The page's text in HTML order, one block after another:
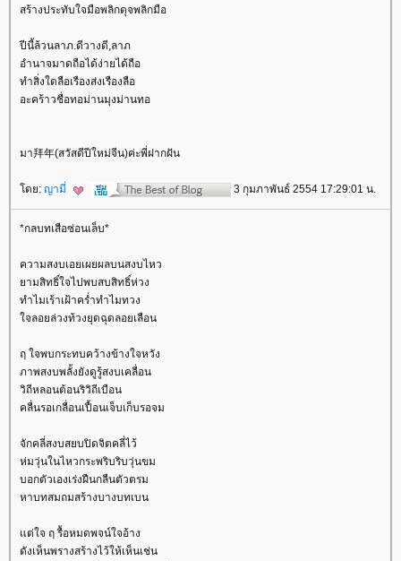
สร้างประทับใจมือพลิกดุจพลิกมือ
ปีนี้ล้วนลาภ.ดีวางดี,ลาภ
อำนาจมาดถือได้ง่ายได้ถือ
ทำสิ่งใดลือเรืองส่งเรืองลือ
อะคร้าวชื่อทอม่านมุงม่านทอ
มา拜年(สวัสดีปีใหม่จีน)ค่ะพี่ฝากฝัน
ดย: ญามี่ 3 กุมภาพันธ์ 2554 17:29:01 น.
*กลบทเสือซ่อนเล็บ*
ความสงบเอยเผยผลบนสงบไหว
ามสิทธิ์ใจไปพบสบสิทธิ์ห่วง
ทำไมเร้าเฝ้าคร่ำทำไมทวง
จลอยล่วงท้วงยุดฉุดลอยเลือน
ฤ ใจพบกระทบคว้างข้างใจหวัง
ภาพสงบพลั้งยังดูรู้สงบเคลื่อน
วิถีหลอนต้อนริวิถีเบือน
คลื่นรอเกลื่อนเปื้อนเจ็บเก็บรอจม
จักคลี่สงบสยบปิดจิตคลี่ไว้
ห่มวุ่นในไหวกระพริบริบวุ่นขม
บอกตัวเองเร่งฝืนกลืนตัวตรม
หาบทสมถมสร้างบางบทเบน
ต่ใจ ฤ รื้อหมดพจน์ใจอ้าง
ดังเห็นพรางสร้างไว้ให้เห็นเช่น